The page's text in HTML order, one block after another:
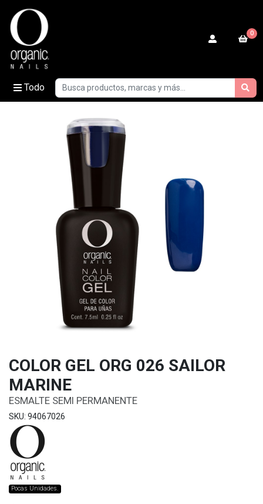
Todo
0
COLOR GEL ORG 026 SAILOR
MARINE
ESMALTE SEMI PERMANENTE
SKU: 94067026
Pocas Unidades.